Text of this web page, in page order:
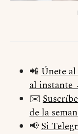
📲 Únete
al
✉️
de la
📢Si